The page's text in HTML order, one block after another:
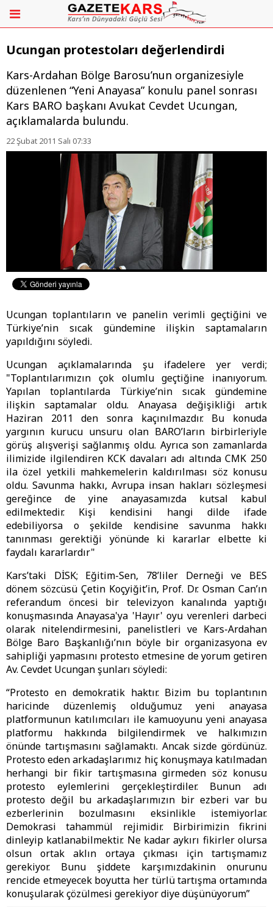
Ucungan protestoları değerlendirdi
Kars-Ardahan Bölge Barosu’nun organizesiyle
düzenlenen “Yeni Anayasa” konulu panel sonrası
Kars BARO başkanı Avukat Cevdet Ucungan,
açıklamalarda bulundu.
22 Şubat 2011 Salı 07:33
Ucungan toplantıların ve panelin verimli geçtiğini ve
Türkiye’nin sıcak gündemine ilişkin saptamaların
yapıldığını söyledi.
Ucungan açıklamalarında şu ifadelere yer verdi;
"Toplantılarımızın çok olumlu geçtiğine inanıyorum.
Yapılan toplantılarda Türkiye’nin sıcak gündemine
ilişkin saptamalar oldu. Anayasa değişikliği artık
Haziran 2011 den sonra kaçınılmazdır. Bu konuda
yargının kurucu unsuru olan BARO’ların birbirleriyle
görüş alışverişi sağlanmış oldu. Ayrıca son zamanlarda
ilimizide ilgilendiren KCK davaları adı altında CMK 250
ila özel yetkili mahkemelerin kaldırılması söz konusu
oldu. Savunma hakkı, Avrupa insan hakları sözleşmesi
gereğince de yine anayasamızda kutsal kabul
edilmektedir. Kişi kendisini hangi dilde ifade
edebiliyorsa o şekilde kendisine savunma hakkı
tanınması gerektiği yönünde ki kararlar elbette ki
faydalı kararlardır"
Kars’taki DİSK; Eğitim-Sen, 78’liler Derneği ve BES
dönem sözcüsü Çetin Koçyiğit’in, Prof. Dr. Osman Can’ın
referandum öncesi bir televizyon kanalında yaptığı
konuşmasında Anayasa'ya 'Hayır' oyu verenleri darbeci
olarak nitelendirmesini, panelistleri ve Kars-Ardahan
Bölge Baro Başkanlığı’nın böyle bir organizasyona ev
sahipliği yapmasını protesto etmesine de yorum getiren
Av. Cevdet Ucungan şunları söyledi:
“Protesto en demokratik haktır. Bizim bu toplantının
haricinde düzenlemiş olduğumuz yeni anayasa
platformunun katılımcıları ile kamuoyunu yeni anayasa
platformu hakkında bilgilendirmek ve halkımızın
önünde tartışmasını sağlamaktı. Ancak sizde gördünüz.
Protesto eden arkadaşlarımız hiç konuşmaya katılmadan
herhangi bir fikir tartışmasına girmeden söz konusu
protesto eylemlerini gerçekleştirdiler. Bunun adı
protesto değil bu arkadaşlarımızın bir ezberi var bu
ezberlerinin bozulmasını eksinlikle istemiyorlar.
Demokrasi tahammül rejimidir. Birbirimizin fikrini
dinleyip katlanabilmektir. Ne kadar aykırı fikirler olursa
olsun ortak aklın ortaya çıkması için tartışmamız
gerekiyor. Bunu şiddete karşımızdakinin onurunu
rencide etmeyecek boyutta her türlü tartışma ortamında
konuşularak çözülmesi gerekiyor diye düşünüyorum”